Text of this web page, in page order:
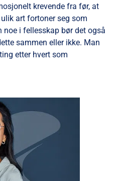
krevende fra før, at
art fortoner seg som
noe i fellesskap bør det også
sammen eller ikke. Man
etter hvert som